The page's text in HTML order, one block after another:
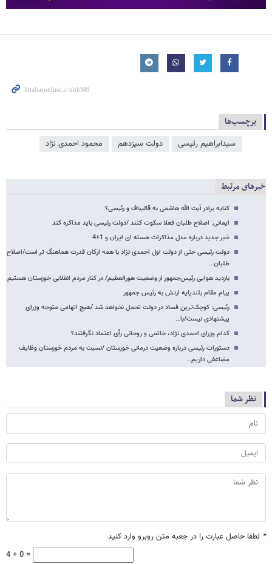
برچسب‌ها
سیدابراهیم رئیسی دولت سیزدهم محمود احمدی ‌نژاد
خبرهای مرتبط
کنایه برادر آیت الله هاشمی به قالیباف و رئیسی؟
ایمانی: اصلاح طلبان فعلا سکوت کنند /دولت رئیسی باید مذاکره کند
خبر جدید درباره مدل مذاکرات هسته ای ایران و 1+4
دولت رئیسی حتی از دولت اول احمدی نژاد با همه ارکان قدرت هماهنگ تر است/اصلاح
طلبان…
بازدید هوایی رئیس‌جمهور از وضعیت هورالعظیم/ در کنار مردم انقلابی خوزستان هستیم
پیام مقام بلندپایه ارتش به رئیس جمهور
رئیسی: کوچک‌ترین فساد در دولت تحمل نخواهد شد /هیچ اتهامی متوجه وزرای
پیشنهادی نیست/با…
کدام وزرای احمدی نژاد، خاتمی و روحانی رأی اعتماد نگرفتند؟
دستورات رئیسی درباره وضعیت درمانی خوزستان /نسبت به مردم خوزستان وظایف
مضاعفی داریم…
نظر شما
* لطفا حاصل عبارت را در جعبه متن روبرو وارد کنید
4 + 0 =